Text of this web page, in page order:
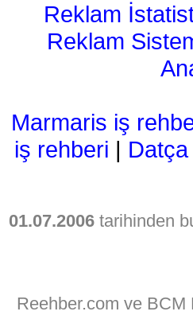
Reklam
Reklam
Marmaris iş
iş rehberi |
01.07.2006 tarihinden
Reehber.com ve